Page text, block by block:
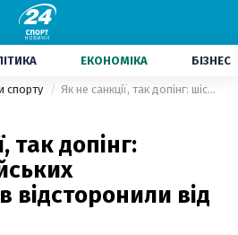
ЕКОНОМІКА БІЗНЕС
спорту Як не санкції, так допінг: шістьох російських важкоатлетів відсторонили від змагань
так допінг:
відсторонили від